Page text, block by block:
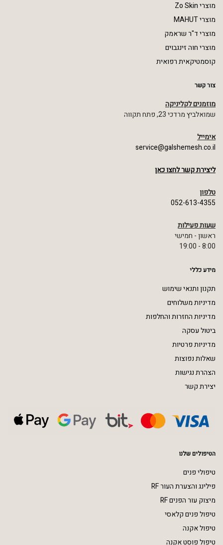
מוצרי Zo Skin
מוצרי MAHUT
מוצרי ד"ר שראמק
מוצרי חוה זינגבוים
קוסמטיקאית רפואית
צור קשר
מוזמנים לקליניקה
שמואלביץ מרדכי 23, פתח תקווה
אימייל
service@galshemesh.co.il
ליצירת קשר לחצו כאן
טלפון
052-613-4355
שעות פעילות
ראשון - חמישי
8:00 - 19:00
מידע כללי
תקנון ותנאי שימוש
מדיניות משלוחים
מדיניות החזרות והחלפות
ביטול עסקה
מדיניות פרטיות
שאלות נפוצות
הצהרת נגישות
יצירת קשר
הטיפולים שלנו
טיפולי פנים
פילינג והצערת העור RF
מיצוק עור הפנים RF
טיפול פנים קלאסי
טיפול אקנה
טיפול פוסט אקנה